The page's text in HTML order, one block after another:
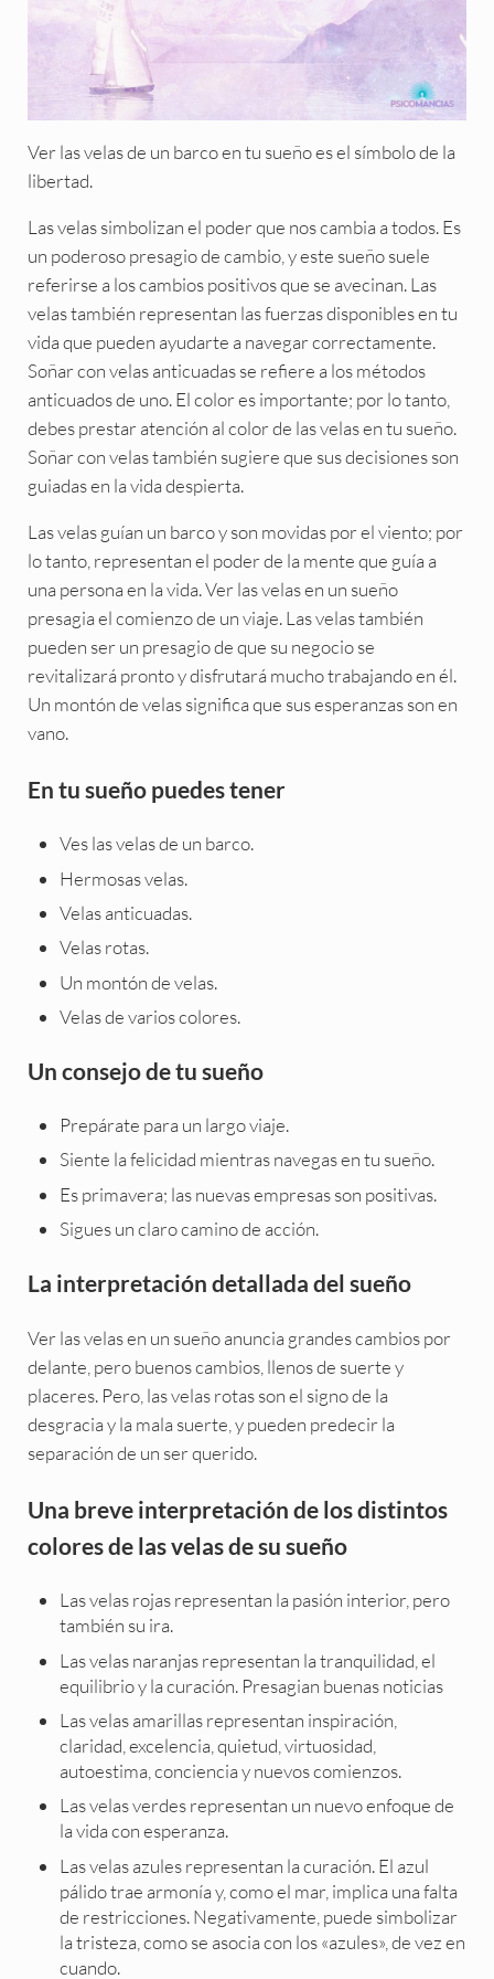
Ver las velas de un barco en tu sueño es el símbolo de la
libertad.
Las velas simbolizan el poder que nos cambia a todos. Es
un poderoso presagio de cambio, y este sueño suele
referirse a los cambios positivos que se avecinan. Las
velas también representan las fuerzas disponibles en tu
vida que pueden ayudarte a navegar correctamente.
Soñar con velas anticuadas se refiere a los métodos
anticuados de uno. El color es importante; por lo tanto,
debes prestar atención al color de las velas en tu sueño.
Soñar con velas también sugiere que sus decisiones son
guiadas en la vida despierta.
Las velas guían un barco y son movidas por el viento; por
lo tanto, representan el poder de la mente que guía a
una persona en la vida. Ver las velas en un sueño
presagia el comienzo de un viaje. Las velas también
pueden ser un presagio de que su negocio se
revitalizará pronto y disfrutará mucho trabajando en él.
Un montón de velas significa que sus esperanzas son en
vano.
En tu sueño puedes tener
Ves las velas de un barco.
Hermosas velas.
Velas anticuadas.
Velas rotas.
Un montón de velas.
Velas de varios colores.
Un consejo de tu sueño
Prepárate para un largo viaje.
Siente la felicidad mientras navegas en tu sueño.
Es primavera; las nuevas empresas son positivas.
Sigues un claro camino de acción.
La interpretación detallada del sueño
Ver las velas en un sueño anuncia grandes cambios por
delante, pero buenos cambios, llenos de suerte y
placeres. Pero, las velas rotas son el signo de la
desgracia y la mala suerte, y pueden predecir la
separación de un ser querido.
Una breve interpretación de los distintos
colores de las velas de su sueño
Las velas rojas representan la pasión interior, pero
también su ira.
Las velas naranjas representan la tranquilidad, el
equilibrio y la curación. Presagian buenas noticias
Las velas amarillas representan inspiración,
claridad, excelencia, quietud, virtuosidad,
autoestima, conciencia y nuevos comienzos.
Las velas verdes representan un nuevo enfoque de
la vida con esperanza.
Las velas azules representan la curación. El azul
pálido trae armonía y, como el mar, implica una falta
de restricciones. Negativamente, puede simbolizar
la tristeza, como se asocia con los «azules», de vez en
cuando.